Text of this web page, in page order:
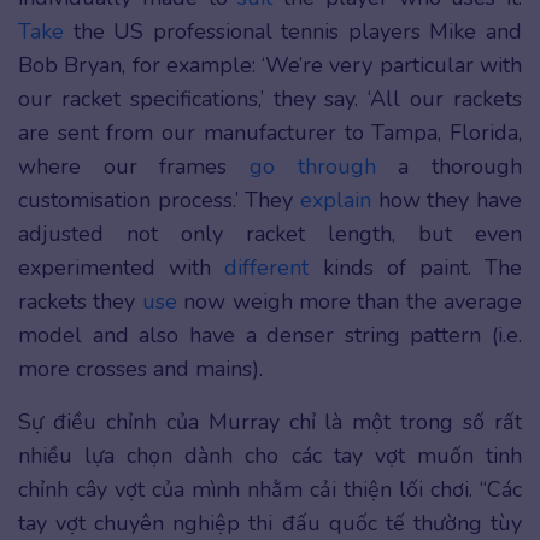
Take the US professional tennis players Mike and
Bob Bryan, for example: ‘We’re very particular with
our racket specifications,’ they say. ‘All our rackets
are sent from our manufacturer to Tampa, Florida,
where our frames go through a thorough
customisation process.’ They explain how they have
adjusted not only racket length, but even
experimented with different kinds of paint. The
rackets they use now weigh more than the average
model and also have a denser string pattern (i.e.
more crosses and mains).
Sự điều chỉnh của Murray chỉ là một trong số rất
nhiều lựa chọn dành cho các tay vợt muốn tinh
chỉnh cây vợt của mình nhằm cải thiện lối chơi. “Các
tay vợt chuyên nghiệp thi đấu quốc tế thường tùy